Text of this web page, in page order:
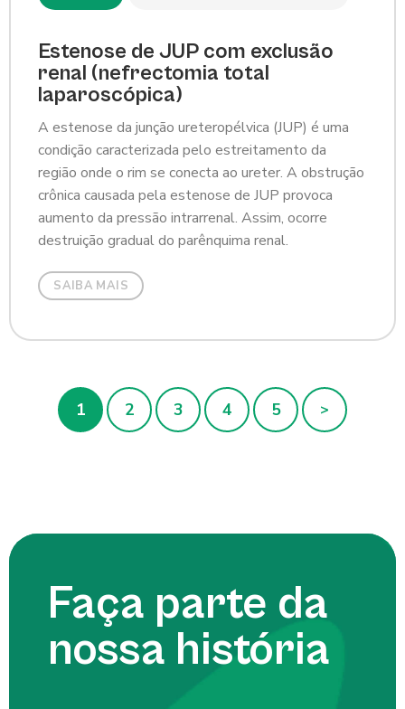
Estenose de JUP com exclusão
renal (nefrectomia total
laparoscópica)
A estenose da junção ureteropélvica (JUP) é uma
condição caracterizada pelo estreitamento da
região onde o rim se conecta ao ureter. A obstrução
crônica causada pela estenose de JUP provoca
aumento da pressão intrarrenal. Assim, ocorre
destruição gradual do parênquima renal.
SAIBA MAIS
1 2 3 4 5 >
Faça parte da
nossa história